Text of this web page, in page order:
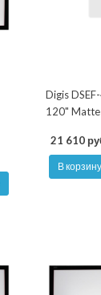
Digis
120"
21 610
В корзину